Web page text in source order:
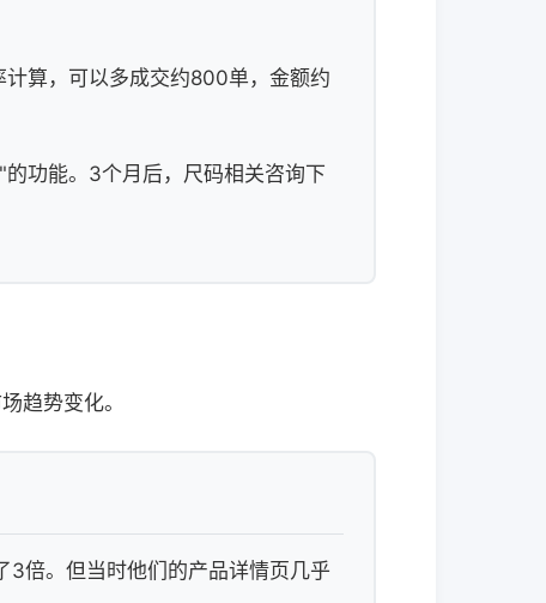
算，可以多成交约800单，金额约
功能。3个月后，尺码相关咨询下
趋势变化。
倍。但当时他们的产品详情页几乎